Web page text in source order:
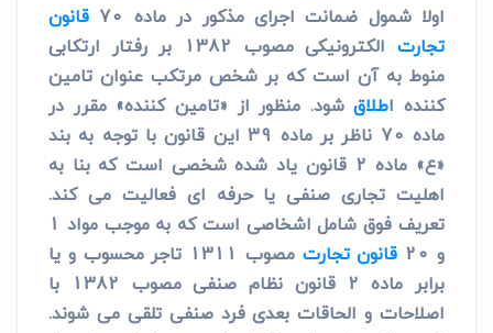
اولا شمول ضمانت اجرای مذکور در ماده 70
قانون
تجارت
الکترونیکی مصوب 1382 بر رفتار ارتکابی
منوط به آن است که بر شخص مرتکب عنوان تامین
کننده اطلاقشود. منظور از «تامین کننده» مقرر در
ماده 70 ناظر بر ماده 39 این قانون با توجه به بند
«ع» ماده 2 قانون یاد شده شخصی است که بنا به
اهلیت تجاری صنفی یا حرفه ای فعالیت می کند.
تعریف فوق شامل اشخاصی است که به موجب مواد 1
و 20
قانون تجارت
مصوب 1311 تاجر محسوب و یا
برابر ماده 2 قانون نظام صنفی مصوب 1382 با
اصلاحات و الحاقات بعدی فرد صنفی تلقی می شوند.